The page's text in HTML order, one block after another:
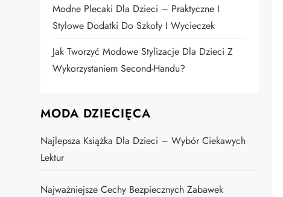
Modne Plecaki Dla Dzieci – Praktyczne I
Stylowe Dodatki Do Szkoły I Wycieczek
Jak Tworzyć Modowe Stylizacje Dla Dzieci Z
Wykorzystaniem Second-Handu?
MODA DZIECIĘCA
Najlepsza Książka Dla Dzieci – Wybór Ciekawych
Lektur
Najważniejsze Cechy Bezpiecznych Zabawek